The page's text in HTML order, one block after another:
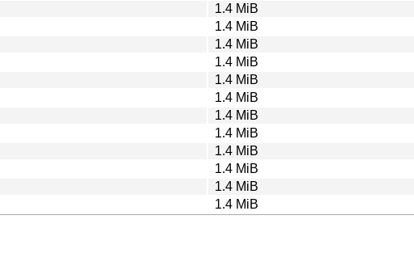
1.4 MiB
1.4 MiB
1.4 MiB
1.4 MiB
1.4 MiB
1.4 MiB
1.4 MiB
1.4 MiB
1.4 MiB
1.4 MiB
1.4 MiB
1.4 MiB